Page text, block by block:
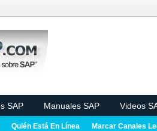
SAP Manuales SAP Videos
Quién Está En Línea Marcar Canales